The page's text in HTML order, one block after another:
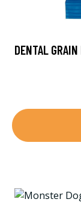
DENTAL